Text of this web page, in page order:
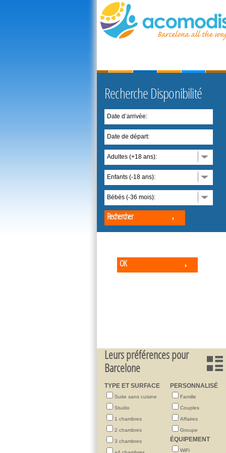
Recherche Disponibilité
Date d’arrivée:
Date de départ:
Adultes (+18 ans):
Enfants (-18 ans):
Bébés (-36 mois):
Rechercher
OK
Leurs préférences pour
Barcelone
TYPE ET SURFACE
Suite sans cuisine
Studio
1 chambres
2 chambres
3 chambres
PERSONNALISÉ
Famille
Couples
Affaires
Groupe
ÉQUIPEMENT
WiFi